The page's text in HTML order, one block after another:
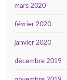
mars 2020
février 2020
janvier 2020
décembre 2019